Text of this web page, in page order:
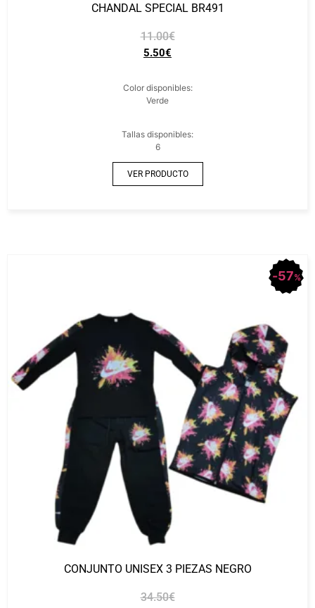
CHANDAL SPECIAL BR491
11.00€
5.50€
Color disponibles:
Verde
Tallas disponibles:
6
VER PRODUCTO
57%
CONJUNTO UNISEX 3 PIEZAS NEGRO
34.50€